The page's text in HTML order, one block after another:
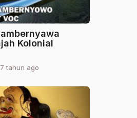
Kolonial
7 tahun ago
a
u
n